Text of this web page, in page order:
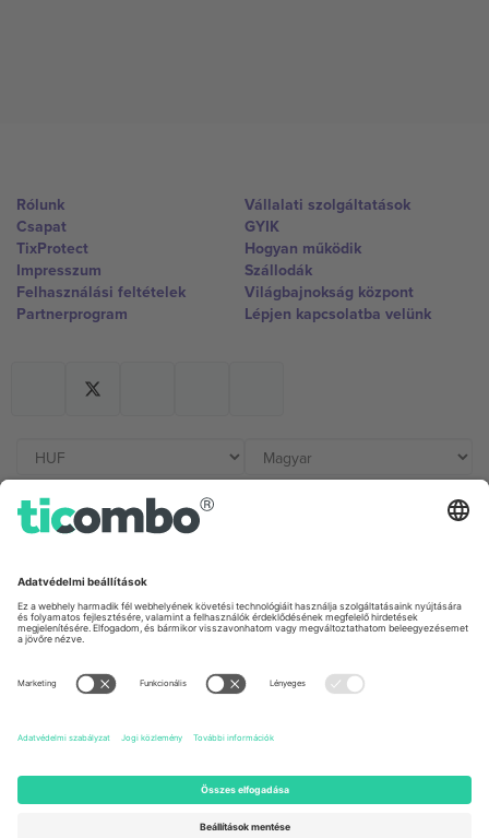
Rólunk
Csapat
TixProtect
Impresszum
Felhasználási feltételek
Partnerprogram
Vállalati szolgáltatások
GYIK
Hogyan működik
Szállodák
Világbajnokság központ
Lépjen kapcsolatba velünk
Irodák és támogatás
Germany
Unter den Linden 24, 10117
Berlin, Germany
167 City Road, London, Greater
London, EC1V 1AW, United
131 Continental Dr, Suite 305,
States
Dorfstrasse 52a, 6390
United Arab Emirates